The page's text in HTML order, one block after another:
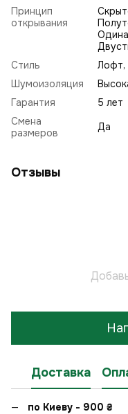
Принцип
открывания
Стиль
Лофт,
Шумоизоляция
Гарантия
5 лет
Смена
размеров
Да
Отзывы
Доставка
по Киеву - 900 ₴